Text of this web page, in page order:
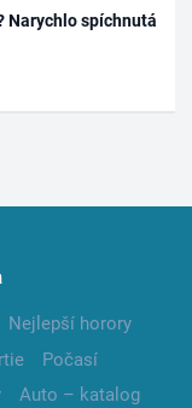
Narychlo spíchnutá
Nejlepší horory
Počasí
Auto – katalog